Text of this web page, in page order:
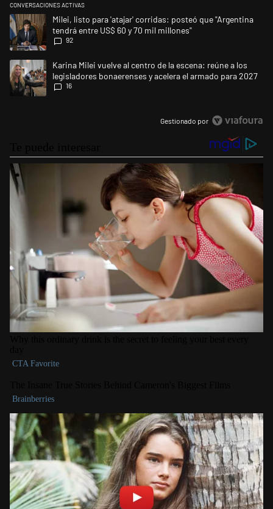
CONVERSACIONES ACTIVAS
Este listado muestra los artículos con más comentarios en los últimos
Un artículo de tendencia con el título "Milei, listo para 'atajar' corridas:
Milei, listo para 'atajar' corridas: posteó que "Argentina
tendrá entre US$ 60 y 70 mil millones"
92
Un artículo de tendencia con el título "Karina Milei vuelve al centro de
Karina Milei vuelve al centro de la escena: reúne a los
legisladores bonaerenses y acelera el armado para 2027
16
Gestionado por